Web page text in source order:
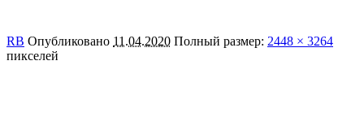
RB Опубликовано 11.04.2020 Полный размер: 2448 × 3264
пикселей